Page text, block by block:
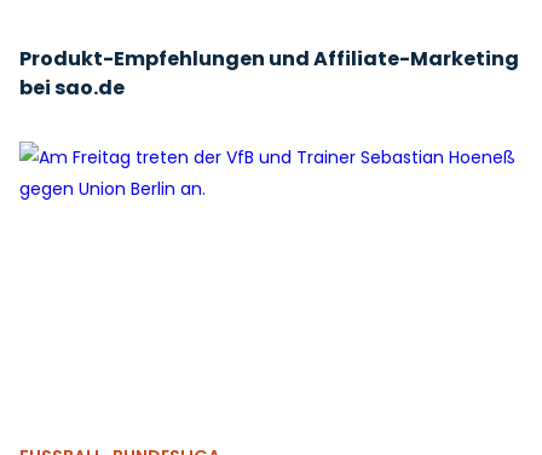
Produkt-Empfehlungen und Affiliate-Marketing
bei sao.de